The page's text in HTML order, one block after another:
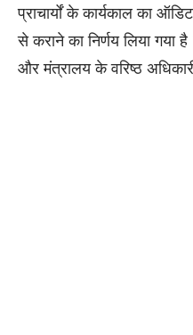
प्राचार्यों के कार्यकाल का
से कराने का निर्णय लिया
और मंत्रालय के वरिष्ठ